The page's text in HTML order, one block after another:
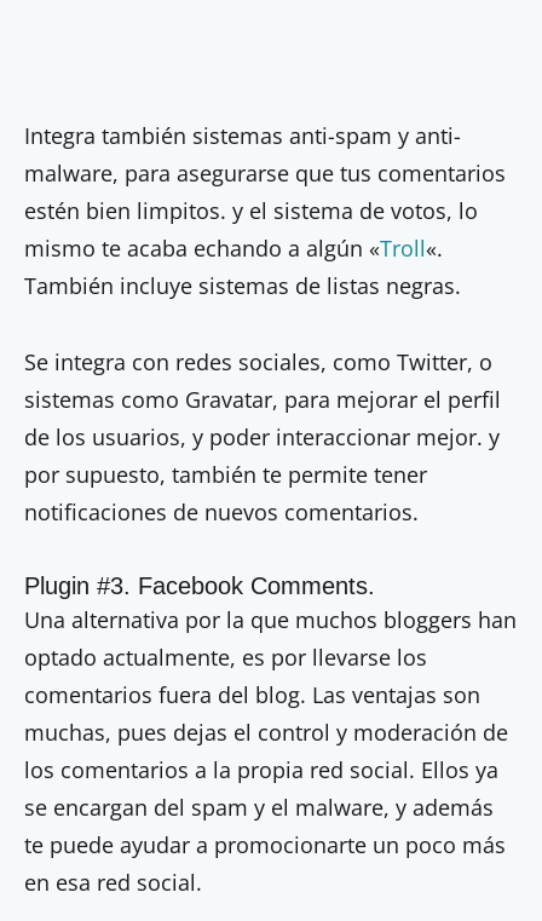
Integra también sistemas anti-spam y anti-
malware, para asegurarse que tus comentarios
estén bien limpitos. y el sistema de votos, lo
mismo te acaba echando a algún «Troll«.
También incluye sistemas de listas negras.
Se integra con redes sociales, como Twitter, o
sistemas como Gravatar, para mejorar el perfil
de los usuarios, y poder interaccionar mejor. y
por supuesto, también te permite tener
notificaciones de nuevos comentarios.
Plugin #3. Facebook Comments.
Una alternativa por la que muchos bloggers han
optado actualmente, es por llevarse los
comentarios fuera del blog. Las ventajas son
muchas, pues dejas el control y moderación de
los comentarios a la propia red social. Ellos ya
se encargan del spam y el malware, y además
te puede ayudar a promocionarte un poco más
en esa red social.